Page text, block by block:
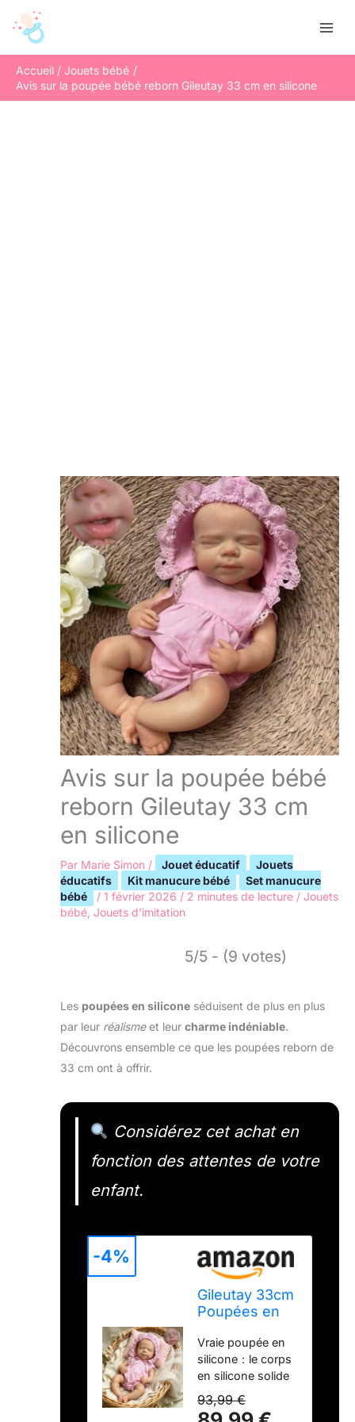
Accueil
Jouets bébé
Avis sur la poupée bébé reborn Gileutay 33 cm en silicone
Avis sur la poupée bébé
reborn Gileutay 33 cm
en silicone
Par Marie Simon / Jouet éducatif
Jouets
éducatifs
Kit manucure bébé
Set manucure
bébé
/ 1 février 2026 / 2 minutes de lecture / Jouets
bébé Jouets d'imitation
5/5 - (9 votes)
Les poupées en silicone séduisent de plus en plus
par leur réalismeet leur charme indéniable.
Découvrons ensemble ce que les poupées reborn de
33 cm ont à offrir.
Considérez cet achat en
fonction des attentes de votre
enfant.
Gileutay 33cm
Poupées en
Réalistes
Poupées De
Bébé Reborn
Fille Peintes à
La Main Bébés
Vraie poupée en
silicone：le corps
en silicone solide
lavable pèse
environ 0,9 kg (1,9
93,99 €
-4%
e
c
h
e